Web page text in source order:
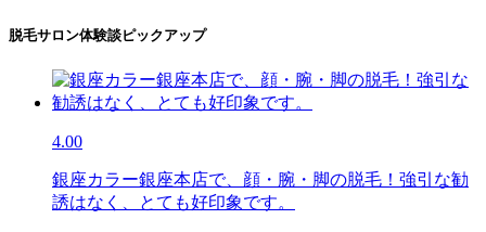
脱毛サロン体験談ピックアップ
4.00
銀座カラー銀座本店で、顔・腕・脚の脱毛！強引な勧
誘はなく、とても好印象です。